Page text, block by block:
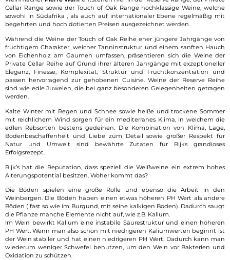
Cellar Range sowie der Touch of Oak Range hochklassige Weine, welche
sowohl in Südafrika , als auch auf internationaler Ebene regelmäßig mit
begehrten und hoch dotierten Preisen ausgezeichnet werden.
Während die Weine der Touch of Oak Reihe eher jüngere Jahrgänge von
fruchtigem Charakter, weicher Tanninstruktur und einem sanften Hauch
von Eichenholz am Gaumen umfassen, präsentieren sich die Weine der
Private Cellar Reihe auf Grund ihrer älteren Jahrgänge mit exzeptioneller
Eleganz, Finesse, Komplexität, Struktur und Fruchtkonzentration und
passen hervorragend zur gehobenen Cuisine. Weine der Reserve Reihe
sind wie edle Juwelen, die bei ganz besonderen Gelegenheiten getragen
werden.
Kalte Winter mit Regen und Schnee sowie heiße und trockene Sommer
mit reichlichem Wind sorgen für ein mediterranes Klima, in welchem die
edlen Rebsorten bestens gedeihen. Die Kombination von Klima, Lage,
Bodenbeschaffenheit und Liebe zum Detail sowie großer Respekt für
Natur und Umwelt sind bewährte Zutaten für Rijks grandioses
Erfolgsrezept.
Rijk’s hat die Reputation, dass speziell die Weißweine ein extrem hohes
Alterungspotential besitzen. Woher kommt das?
Die Böden spielen eine große Rolle und ebenso die Arbeit in den
Weinbergen. Die Böden haben einen etwas höheren PH Wert als andere
Böden ( fast so wie im Burgund, mit seine kalkigen Böden). Dadurch saugt
die Pflanze manche Elemente nicht auf, wie z.B. Kalium.
Im Wein bewirkt Kalium eine instabile Säurestruktur und einen höheren
PH Wert. Wenn man also schon mit niedrigeren Kaliumwerten beginnt ist
der Wein stabiler und hat einen niedrigeren PH Wert. Dadurch kann man
wiederum weniger Schwefel benutzen, um den Wein vor Bakterien und
Oxidation zu schützen.